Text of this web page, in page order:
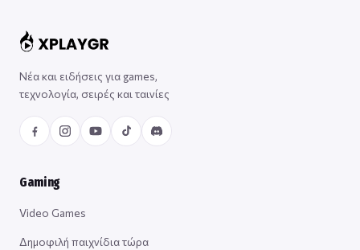
Νέα και ειδήσεις για games,
τεχνολογία, σειρές και ταινίες
Gaming
Video Games
Δημοφιλή παιχνίδια τώρα